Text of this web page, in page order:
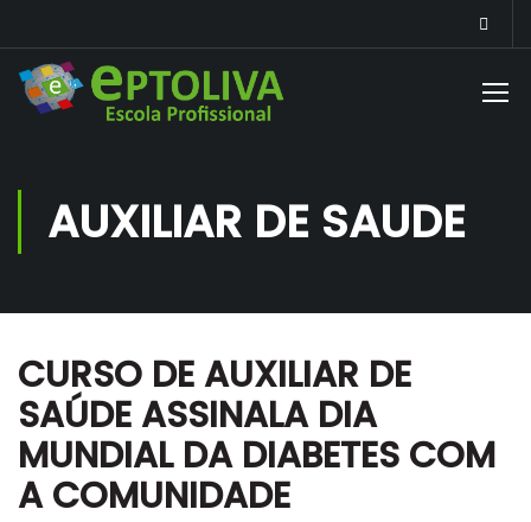
AUXILIAR DE SAUDE
CURSO DE AUXILIAR DE
SAÚDE ASSINALA DIA
MUNDIAL DA DIABETES COM
A COMUNIDADE